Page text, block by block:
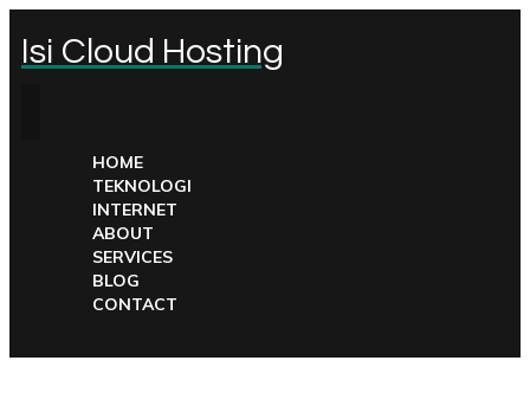
Isi Cloud Hosting
HOME
TEKNOLOGI
INTERNET
ABOUT
SERVICES
BLOG
CONTACT